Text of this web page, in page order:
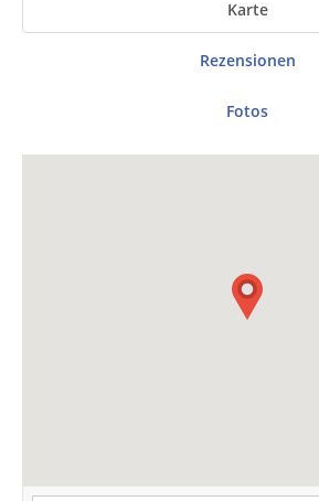
Karte
Rezensionen
Fotos